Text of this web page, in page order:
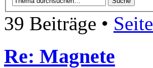
39 Beiträge • Seite
Re: Magnete